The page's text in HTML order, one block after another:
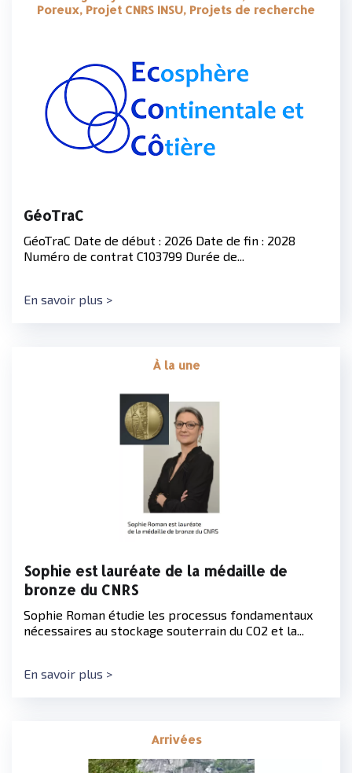
Poreux, Projet CNRS INSU, Projets de recherche
GéoTraC
GéoTraC Date de début : 2026 Date de fin : 2028
Numéro de contrat C103799 Durée de...
En savoir plus >
À la une
Sophie est lauréate de la médaille de
bronze du CNRS
Sophie Roman étudie les processus fondamentaux
nécessaires au stockage souterrain du CO2 et la...
En savoir plus >
Arrivées